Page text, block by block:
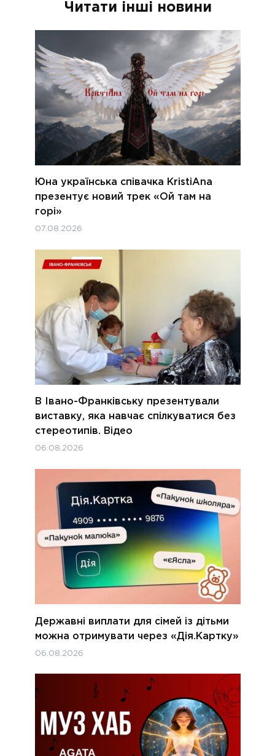
Читати інші новини
Юна українська співачка KristiAna
презентує новий трек «Ой там на
горі»
07.08.2026
В Івано-Франківську презентували
виставку, яка навчає спілкуватися без
стереотипів. Відео
06.08.2026
Державні виплати для сімей із дітьми
можна отримувати через «Дія.Картку»
06.08.2026